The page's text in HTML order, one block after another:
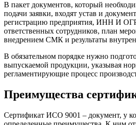
В пакет документов, который
подачи заявки, входят устав и
регистрацию предприятия, ИНН И
ответственных сотрудников, план
внедрением СМК и результаты
В обязательном порядке нужно
выпускаемой продукции, указывая
регламентирующие процесс
Преимущества
Сертификат ИСО 9001 – документ, у